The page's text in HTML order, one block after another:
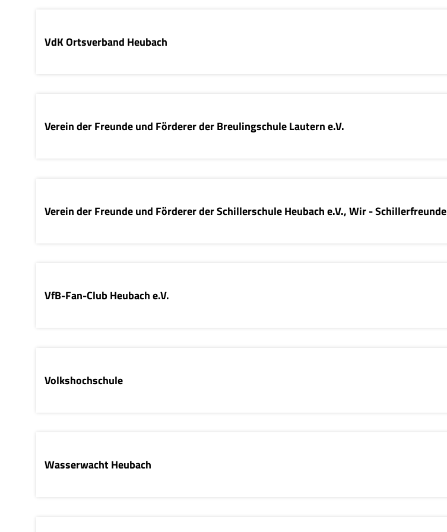
VdK Ortsverband Heubach
Verein der Freunde und Förderer der Breulingschule Lautern e.V.
Verein der Freunde und Förderer der Schillerschule Heubach e.V., Wir - Schillerfreunde
VfB-Fan-Club Heubach e.V.
Volkshochschule
Wasserwacht Heubach